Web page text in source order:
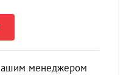
менеджером